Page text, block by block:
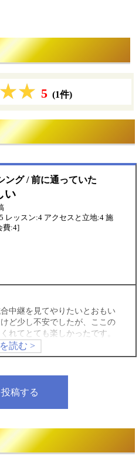
5 (1件)
ング / 前に通っていた
い
レッスン:4 アクセスと立地:4 施
費:4]
中継を見てやりたいとおもい
ど少し不安でしたが、ここの
れてとても楽しかったです。
。
からも近く行きたい時にいつ
稿する